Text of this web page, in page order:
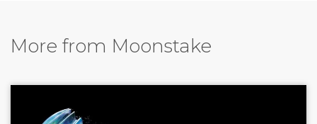
More from Moonstake